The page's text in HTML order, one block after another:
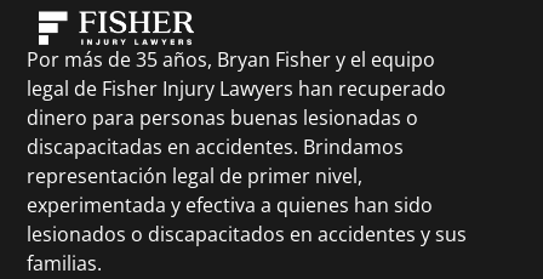
Por más de 35 años, Bryan Fisher y el equipo
legal de Fisher Injury Lawyers han recuperado
dinero para personas buenas lesionadas o
discapacitadas en accidentes. Brindamos
representación legal de primer nivel,
experimentada y efectiva a quienes han sido
lesionados o discapacitados en accidentes y sus
familias.